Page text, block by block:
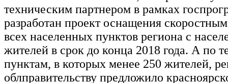
техническим партнером в рамках
разработан проект оснащения
всех населенных пунктов региона с
жителей в срок до конца 2018 года. А по
пунктам, в которых менее 250 жителей,
облправительству предложило